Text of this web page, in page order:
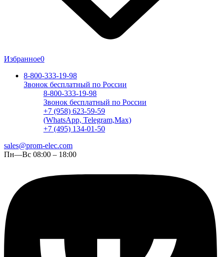
Избранное0
8-800-333-19-98
Звонок бесплатный по России
8-800-333-19-98
Звонок бесплатный по России
+7 (958) 623-59-59
(WhatsApp, Telegram,Max)
+7 (495) 134-01-50
sales@prom-elec.com
Пн—Вс 08:00 – 18:00